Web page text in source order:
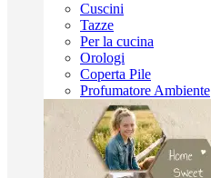
Cuscini
Tazze
Per la cucina
Orologi
Coperta Pile
Profumatore Ambiente